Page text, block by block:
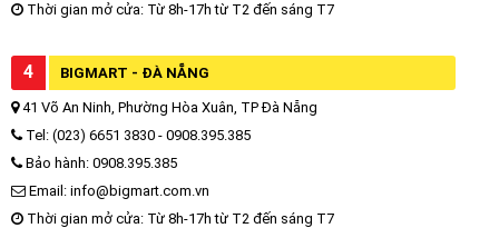
Thời gian mở cửa: Từ 8h-17h từ T2 đến sáng T7
4 BIGMART - ĐÀ NẴNG
41 Võ An Ninh, Phường Hòa Xuân, TP Đà Nẵng
Tel: (023) 6651 3830 - 0908.395.385
Bảo hành: 0908.395.385
Email: info@bigmart.com.vn
Thời gian mở cửa: Từ 8h-17h từ T2 đến sáng T7